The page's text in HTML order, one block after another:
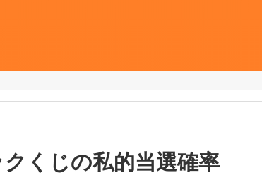
くじの私的当選確率